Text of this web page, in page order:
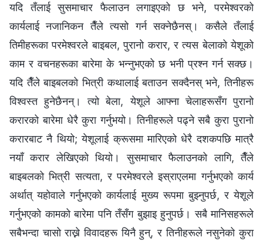
यदि तँलाई सुसमाचार फैलाउन लगाइएको छ भने, परमेश्‍वरको
कार्यलाई नजानिकन तैँले त्यसो गर्न सक्‍नेछैनस्। कसैले तँलाई
तिमीहरूका परमेश्‍वरले बाइबल, पुरानो करार, र त्यस बेलाको येशूको
काम र वचनहरूका बारेमा के भन्‍नुभएको छ भनी प्रश्‍न गर्न सक्छ।
यदि तैँले बाइबलको भित्री कथालाई बताउन सक्दैनस् भने, तिनीहरू
विश्‍वस्त हुनेछैनन्। त्यो बेला, येशूले आफ्‍ना चेलाहरूसँग पुरानो
करारको बारेमा धेरै कुरा गर्नुभयो। तिनीहरूले पढ्ने सबै कुरा पुरानो
करारबाट नै थियो; येशूलाई क्रूसमा मारिएको धेरै दशकपछि मात्रै
नयाँ करार लेखिएको थियो। सुसमाचार फैलाउनको लागि, तैँले
बाइबलको भित्री सत्यता, र परमेश्‍वरले इस्राएलमा गर्नुभएको कार्य
अर्थात् यहोवाले गर्नुभएको कार्यलाई मुख्य रूपमा बुझ्‍नुपर्छ, र येशूले
गर्नुभएको कामको बारेमा पनि तँसँग बुझाइ हुनुपर्छ। सबै मानिसहरूले
सबैभन्दा चासो राख्ने विवादहरू यिनै हुन्, र तिनीहरूले नसुनेको कुरा